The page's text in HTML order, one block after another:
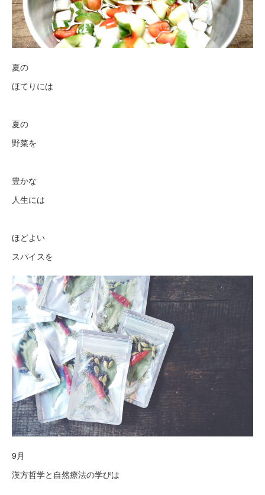
夏の
ほてりには
夏の
野菜を
豊かな
人生には
ほどよい
スパイスを
9月
漢方哲学と自然療法の学びは